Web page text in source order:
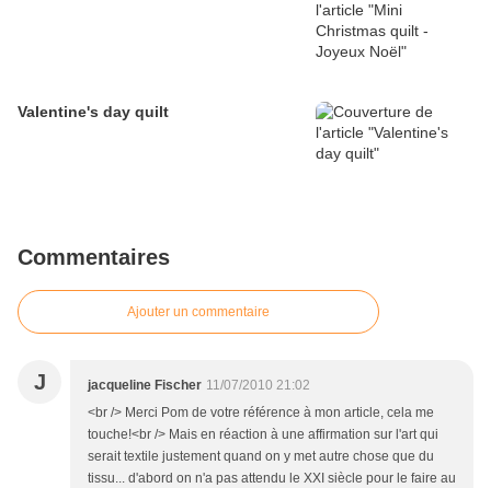
Valentine's day quilt
Commentaires
Ajouter un commentaire
J jacqueline Fischer 11/07/2010 21:02
<br /> Merci Pom de votre référence à mon article, cela me
touche!<br /> Mais en réaction à une affirmation sur l'art qui
serait textile justement quand on y met autre chose que du
tissu... d'abord on n'a pas attendu le XXI siècle pour le faire au